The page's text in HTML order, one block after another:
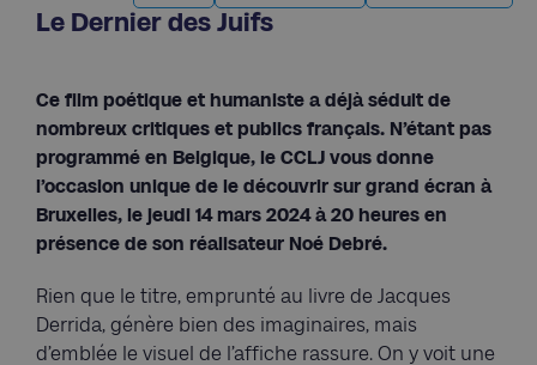
Le Dernier des Juifs
Ce film poétique et humaniste a déjà séduit de
nombreux critiques et publics français. N’étant pas
programmé en Belgique, le CCLJ vous donne
l’occasion unique de le découvrir sur grand écran à
Bruxelles, le jeudi 14 mars 2024 à 20 heures en
présence de son réalisateur Noé Debré.
Rien que le titre, emprunté au livre de Jacques
Derrida, génère bien des imaginaires, mais
d’emblée le visuel de l’affiche rassure. On y voit une